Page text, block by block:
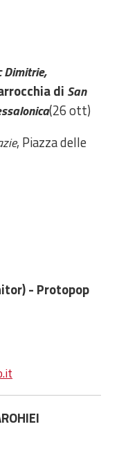
e
Associazioni e
leggi
della
Dimitrie,
di San
(26 ott)
, Piazza delle
- Protopop